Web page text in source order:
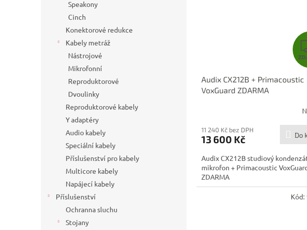
Speakony
Cinch
Konektorové redukce
Kabely metráž
Nástrojové
Mikrofonní
Reproduktorové
Dvoulinky
Reproduktorové kabely
Y adaptéry
Audio kabely
Speciální kabely
Příslušenství pro kabely
Multicore kabely
Napájecí kabely
Příslušenství
Ochranna sluchu
Stojany
Audix CX212B + Primacoustic
VoxGuard ZDARMA
11 240 Kč bez DPH
13 600 Kč Do
Audix CX212B studiový
mikrofon + Primacoustic
ZDARMA
Kód: